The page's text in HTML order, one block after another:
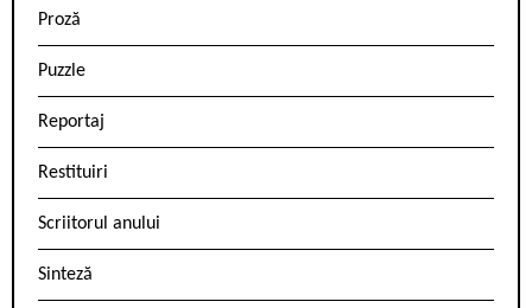
Proză
Puzzle
Reportaj
Restituiri
Scriitorul anului
Sinteză